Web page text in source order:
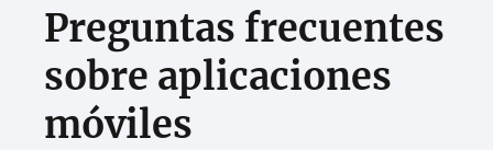
Preguntas frecuentes
sobre aplicaciones
móviles